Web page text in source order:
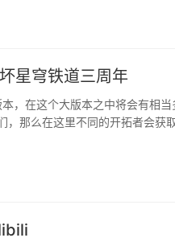
星穹铁道三周年
，在这个大版本之中将会有相当
那么在这里不同的开拓者会获